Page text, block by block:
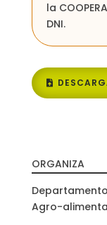
la
DNI.
ORGANIZA
Agro-